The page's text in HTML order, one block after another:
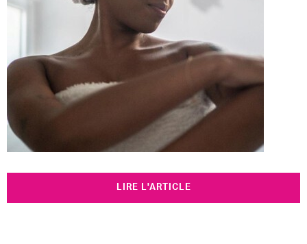
LIRE L'ARTICLE